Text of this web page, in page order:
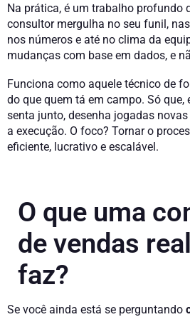
Na prática, é um trabalho profundo
consultor mergulha no seu funil,
nos números e até no clima da
mudanças com base em dados, e
Funciona como aquele técnico de
do que quem tá em campo. Só que,
senta junto, desenha jogadas
a execução. O foco? Tornar o
eficiente, lucrativo e escalável.
O que uma
de vendas
faz?
Se você ainda está se perguntando